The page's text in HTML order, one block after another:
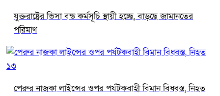
যুক্তরাষ্ট্রের ভিসা বন্ড কর্মসূচি স্থায়ী হচ্ছে, বাড়ছে জামানতের
পরিমাণ
পেরুর নাজকা লাইন্সের ওপর পর্যটকবাহী বিমান বিধ্বস্ত, নিহত